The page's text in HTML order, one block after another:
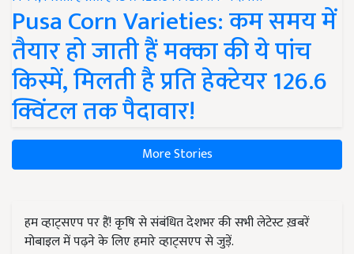
Pusa Corn Varieties: कम समय में
तैयार हो जाती हैं मक्का की ये पांच
किस्में, मिलती है प्रति हेक्टेयर 126.6
क्विंटल तक पैदावार!
More Stories
हम व्हाट्सएप पर हैं! कृषि से संबंधित देशभर की सभी लेटेस्ट ख़बरें
मोबाइल में पढ़ने के लिए हमारे व्हाट्सएप से जुड़ें.